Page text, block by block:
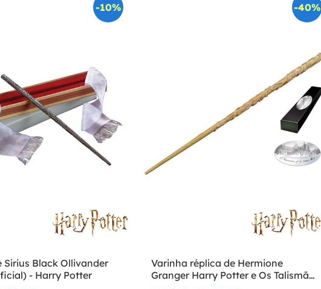
-10%
Sirius Black Ollivander
- Harry Potter
-40%
Varinha réplica de Hermione
Granger Harry Potter e Os Talismãs